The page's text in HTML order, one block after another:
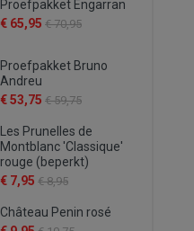
Proefpakket Engarran
€ 65,95 € 70,95
Proefpakket Bruno
Andreu
€ 53,75 € 59,75
Les Prunelles de
Montblanc 'Classique'
rouge (beperkt)
€ 7,95 € 8,95
Château Penin rosé